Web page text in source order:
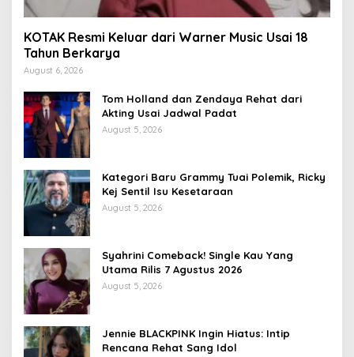
KOTAK Resmi Keluar dari Warner Music Usai 18
Tahun Berkarya
August 6, 2026
Tom Holland dan Zendaya Rehat dari
Akting Usai Jadwal Padat
August 5, 2026
Kategori Baru Grammy Tuai Polemik, Ricky
Kej Sentil Isu Kesetaraan
August 5, 2026
Syahrini Comeback! Single Kau Yang
Utama Rilis 7 Agustus 2026
August 5, 2026
Jennie BLACKPINK Ingin Hiatus: Intip
Rencana Rehat Sang Idol